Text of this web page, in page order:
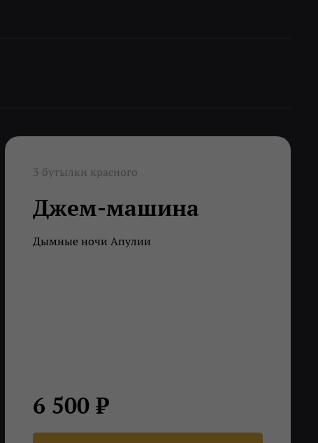
3 бутылки красного
Джем-машина
Дымные ночи Апулии
6 500 ₽